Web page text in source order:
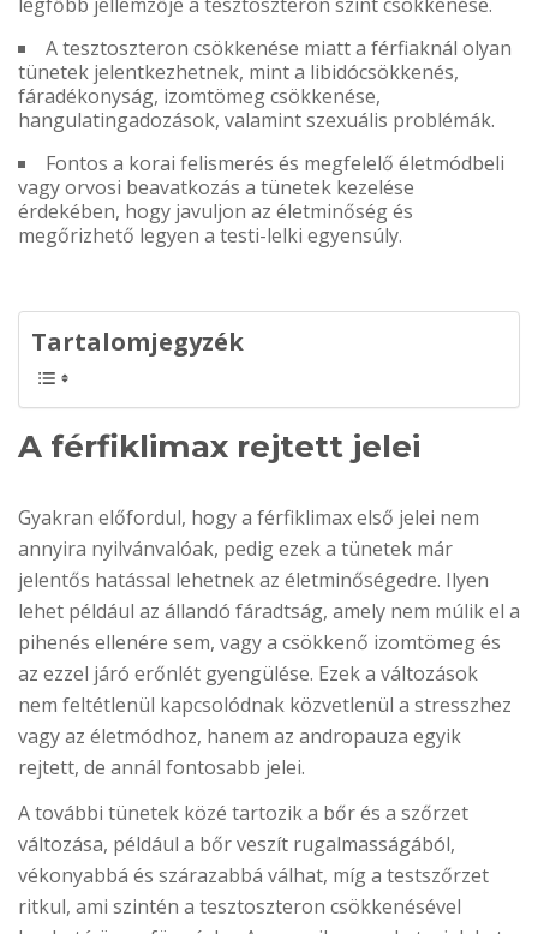
A tesztoszteron csökkenése miatt a férfiaknál olyan
tünetek jelentkezhetnek, mint a libidócsökkenés,
fáradékonyság, izomtömeg csökkenése,
hangulatingadozások, valamint szexuális problémák.
Fontos a korai felismerés és megfelelő életmódbeli
vagy orvosi beavatkozás a tünetek kezelése
érdekében, hogy javuljon az életminőség és
megőrizhető legyen a testi-lelki egyensúly.
Tartalomjegyzék
A férfiklimax rejtett jelei
Gyakran előfordul, hogy a férfiklimax első jelei nem
annyira nyilvánvalóak, pedig ezek a tünetek már
jelentős hatással lehetnek az életminőségedre. Ilyen
lehet például az állandó fáradtság, amely nem múlik el a
pihenés ellenére sem, vagy a csökkenő izomtömeg és
az ezzel járó erőnlét gyengülése. Ezek a változások
nem feltétlenül kapcsolódnak közvetlenül a stresszhez
vagy az életmódhoz, hanem az andropauza egyik
rejtett, de annál fontosabb jelei.
A további tünetek közé tartozik a bőr és a szőrzet
változása, például a bőr veszít rugalmasságából,
vékonyabbá és szárazabbá válhat, míg a testszőrzet
ritkul, ami szintén a tesztoszteron csökkenésével